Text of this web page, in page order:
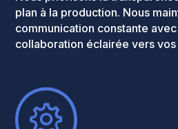
plan à la production. Nous
communication constante
collaboration éclairée vers